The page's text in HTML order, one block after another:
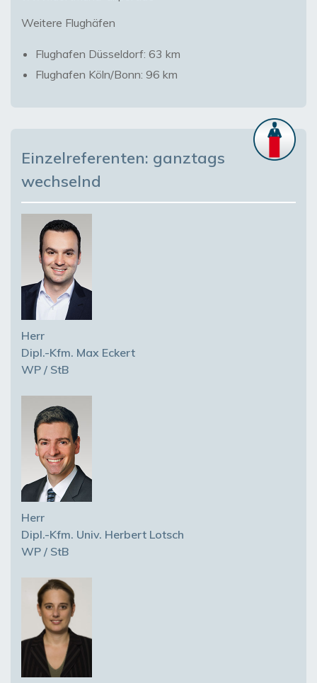
Weitere Flughäfen
Flughafen Düsseldorf: 63 km
Flughafen Köln/Bonn: 96 km
Einzelreferenten: ganztags
wechselnd
Herr
Dipl.-Kfm. Max Eckert
WP / StB
Herr
Dipl.-Kfm. Univ. Herbert Lotsch
WP / StB